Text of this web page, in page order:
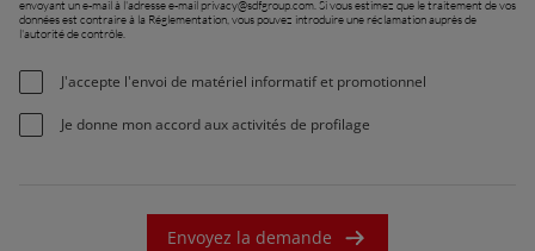
envoyant un e-mail à l'adresse e-mail privacy@sdfgroup.com . Si vous estimez que le traitement de vos
données est contraire à la Réglementation, vous pouvez introduire une réclamation auprès de
l'autorité de contrôle.
J'accepte l'envoi de matériel informatif et promotionnel
Je donne mon accord aux activités de profilage
Envoyez la demande